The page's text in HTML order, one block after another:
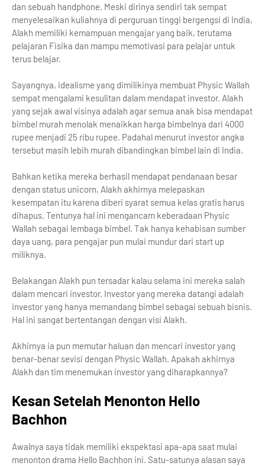
dan sebuah handphone. Meski dirinya sendiri tak sempat
menyelesaikan kuliahnya di perguruan tinggi bergengsi di India,
Alakh memiliki kemampuan mengajar yang baik, terutama
pelajaran Fisika dan mampu memotivasi para pelajar untuk
terus belajar.
Sayangnya, idealisme yang dimilikinya membuat Physic Wallah
sempat mengalami kesulitan dalam mendapat investor. Alakh
yang sejak awal visinya adalah agar semua anak bisa mendapat
bimbel murah menolak menaikkan harga bimbelnya dari 4000
rupee menjadi 25 ribu rupee. Padahal menurut investor angka
tersebut masih lebih murah dibandingkan bimbel lain di India.
Bahkan ketika mereka berhasil mendapat pendanaan besar
dengan status unicorn, Alakh akhirnya melepaskan
kesempatan itu karena diberi syarat semua kelas gratis harus
dihapus. Tentunya hal ini mengancam keberadaan Physic
Wallah sebagai lembaga bimbel. Tak hanya kehabisan sumber
daya uang, para pengajar pun mulai mundur dari start up
miliknya.
Belakangan Alakh pun tersadar kalau selama ini mereka salah
dalam mencari investor. Investor yang mereka datangi adalah
investor yang hanya memandang bimbel sebagai sebuah bisnis.
Hal ini sangat bertentangan dengan visi Alakh.
Akhirnya ia pun memutar haluan dan mencari investor yang
benar-benar sevisi dengan Physic Wallah. Apakah akhirnya
Alakh dan tim menemukan investor yang diharapkannya?
Kesan Setelah Menonton Hello
Bachhon
Awalnya saya tidak memiliki ekspektasi apa-apa saat mulai
menonton drama Hello Bachhon ini. Satu-satunya alasan saya